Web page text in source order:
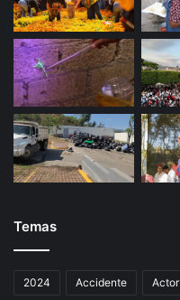
Temas
2024 Accidente Actor